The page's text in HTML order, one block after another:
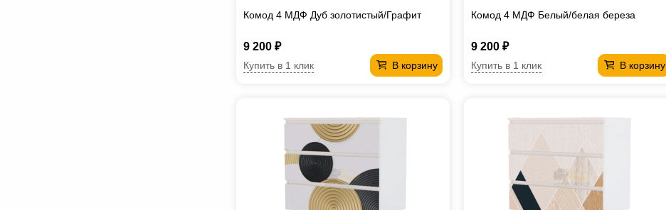
Комод 4 МДФ Дуб золотистый/Графит
9 200 ₽
В корзину
Купить в 1 клик
Комод 4 МДФ Белый/белая береза
9 200 ₽
В корзину
Купить в 1 клик